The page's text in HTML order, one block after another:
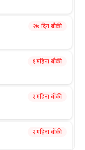
२७ दिन बाँकी
१ महिना बाँकी
२ महिना बाँकी
२ महिना बाँकी